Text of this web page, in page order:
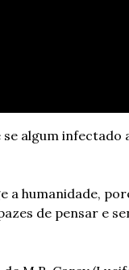
algum
a humanidade,
de pensar e